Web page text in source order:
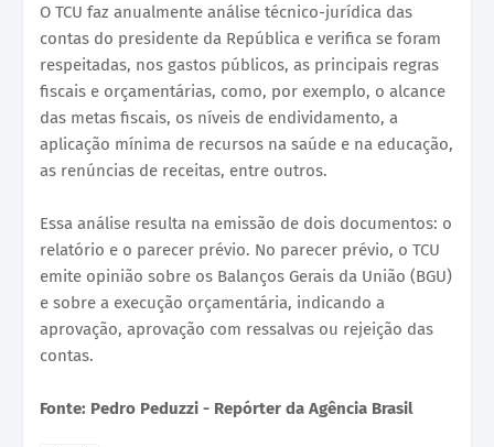
O TCU faz anualmente análise técnico-jurídica das
contas do presidente da República e verifica se foram
respeitadas, nos gastos públicos, as principais regras
fiscais e orçamentárias, como, por exemplo, o alcance
das metas fiscais, os níveis de endividamento, a
aplicação mínima de recursos na saúde e na educação,
as renúncias de receitas, entre outros.
Essa análise resulta na emissão de dois documentos: o
relatório e o parecer prévio. No parecer prévio, o TCU
emite opinião sobre os Balanços Gerais da União (BGU)
e sobre a execução orçamentária, indicando a
aprovação, aprovação com ressalvas ou rejeição das
contas.
Fonte: Pedro Peduzzi - Repórter da Agência Brasil